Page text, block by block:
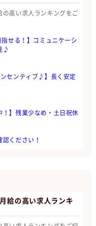
の高い求人ランキングをご
せる！】コミュニケーシ
♪
ンセンティブ♪】長く安定
！】残業少なめ・土日祝休
ください！
給の高い求人ランキ